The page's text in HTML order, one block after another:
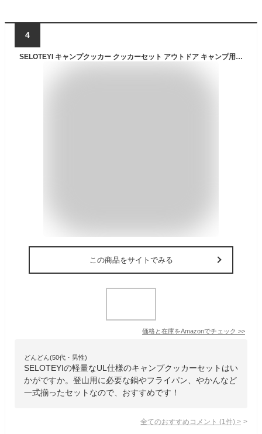
4
SELOTEYI キャンプクッカー クッカーセット アウトドア キャンプ用鍋 アルミ 調理器具セット フライパン 調理鍋 登山用鍋 アルミクッカー BBQ食器 ポータブル 携帯便利 コンパクト キャンピング鍋 2-3人に適応 軽量 (ブラック)
この商品をサイトでみる
価格と在庫をAmazonでチェック >>
どんどん(50代・男性)
SELOTEYIの軽量なUL仕様のキャンプクッカーセットはい
かがですか。登山用に必要な鍋やフライパン、やかんなど
一式揃ったセットなので、おすすめです！
全てのおすすめコメント (1 件) >